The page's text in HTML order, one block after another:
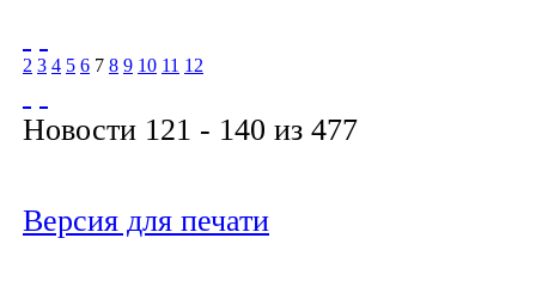
2 3 4 5 6 7 8 9 10 11 12
Новости 121 - 140 из 477
Версия для печати